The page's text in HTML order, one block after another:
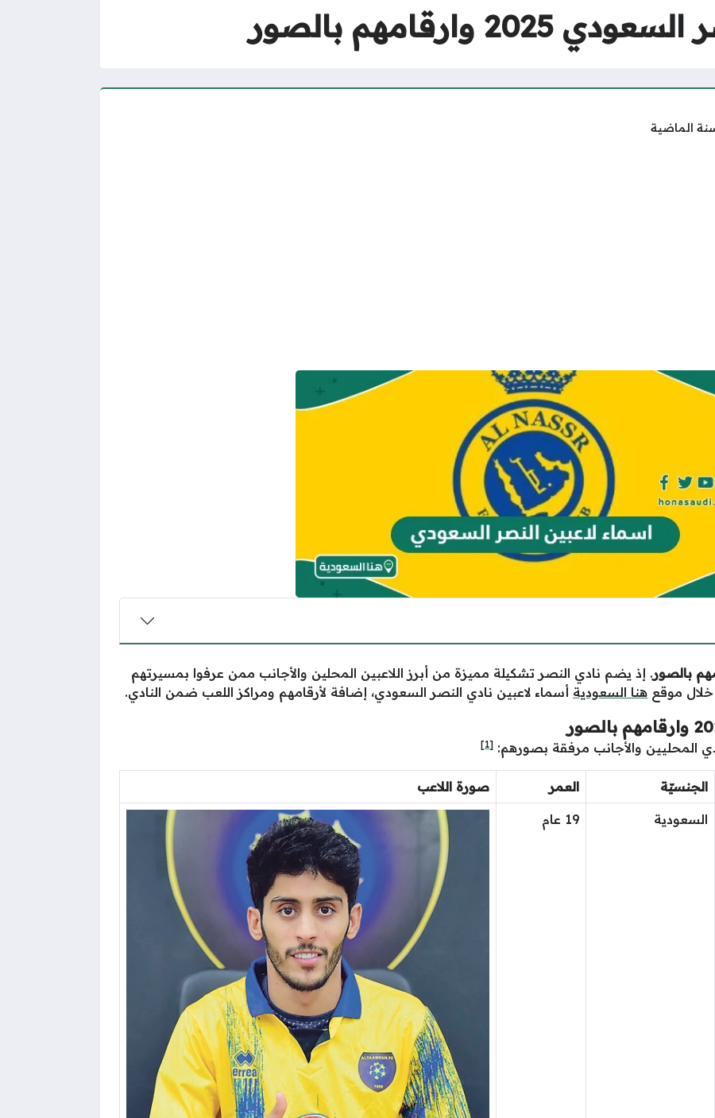
وارقامهم بالصور
الماضية
. إذ يضم نادي النصر تشكيلة مميزة من أبرز اللاعبين المحلين والأجانب ممن عرفوا بمسيرتهم
خلال موقع هنا السعودية أسماء لاعبين نادي النصر السعودي، إضافة لأرقامهم ومراكز اللعب ضمن النادي.
المحليين والأجانب مرفقة بصورهم: [1]
الجنسيّة العمر صورة اللاعب
السعودية 19 عام